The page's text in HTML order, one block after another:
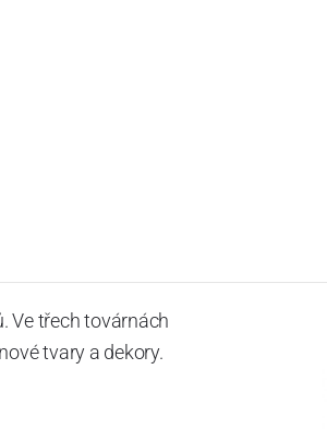
Ve třech továrnách
tvary a dekory.